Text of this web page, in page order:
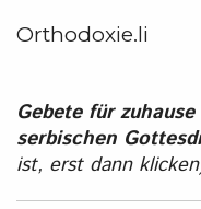
Orthodoxie.li
Gebete für
serbischen
ist, erst dann